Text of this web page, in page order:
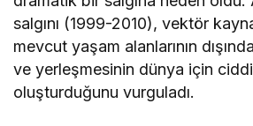
salgını (1999-2010), vektör
mevcut yaşam alanlarının
ve yerleşmesinin dünya için
oluşturduğunu vurguladı.